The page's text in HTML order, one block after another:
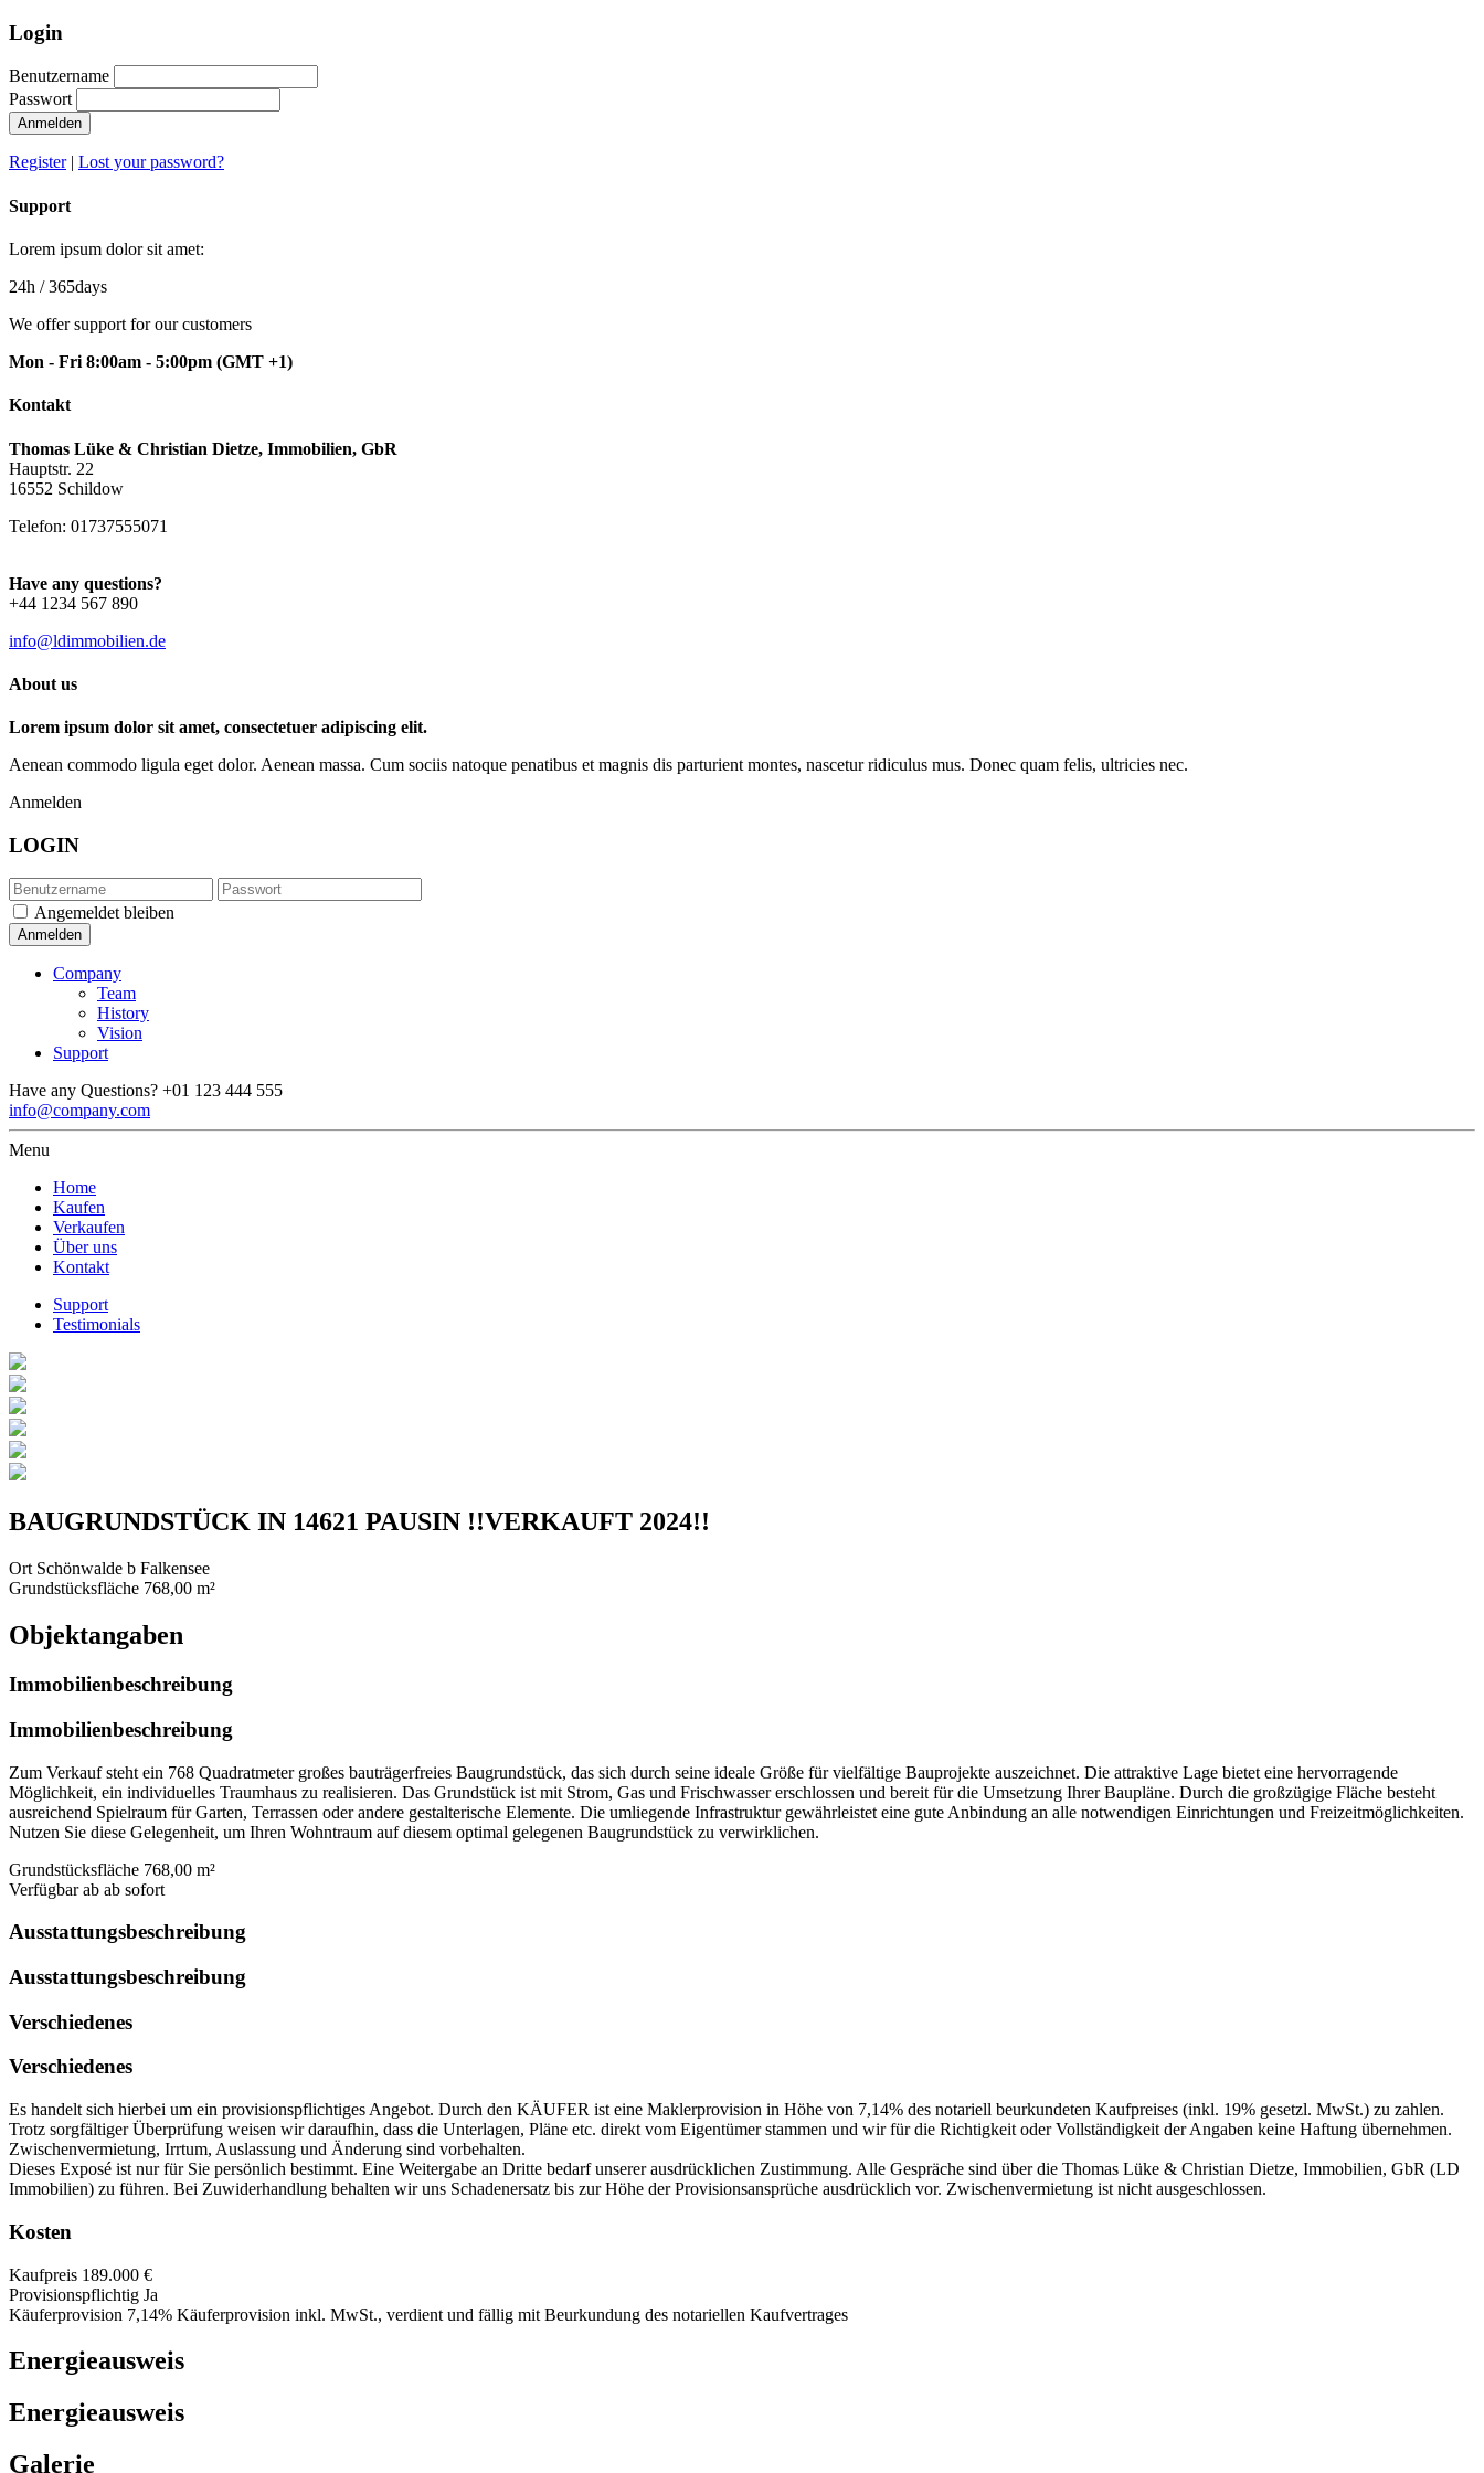
Login
Benutzername
Passwort
Anmelden
Register| Lost your password?
Support
Lorem ipsum dolor sit amet:
24h / 365days
We offer support for our customers
Mon - Fri 8:00am - 5:00pm (GMT +1)
Kontakt
Thomas Lüke & Christian Dietze, Immobilien, GbR
Hauptstr. 22
16552 Schildow
Telefon: 01737555071
Have any questions?
+44 1234 567 890
info@ldimmobilien.de
About us
Lorem ipsum dolor sit amet, consectetuer adipiscing elit.
Aenean commodo ligula eget dolor. Aenean massa. Cum sociis natoque penatibus et magnis dis parturient montes, nascetur ridiculus mus. Donec quam felis, ultricies nec.
Anmelden
LOGIN
Angemeldet bleiben
Company
Team
History
Vision
Support
Have any Questions? +01 123 444 555
info@company.com
Menu
Home
Kaufen
Verkaufen
Über uns
Kontakt
Support
Testimonials
BAUGRUNDSTÜCK IN 14621 PAUSIN !!VERKAUFT 2024!!
Ort Schönwalde b Falkensee
Grundstücksfläche 768,00 m²
Objektangaben
Immobilienbeschreibung
Immobilienbeschreibung
Zum Verkauf steht ein 768 Quadratmeter großes bauträgerfreies Baugrundstück, das sich durch seine ideale Größe für vielfältige Bauprojekte auszeichnet. Die attraktive Lage bietet eine hervorragende
Möglichkeit, ein individuelles Traumhaus zu realisieren. Das Grundstück ist mit Strom, Gas und Frischwasser erschlossen und bereit für die Umsetzung Ihrer Baupläne. Durch die großzügige Fläche besteht
ausreichend Spielraum für Garten, Terrassen oder andere gestalterische Elemente. Die umliegende Infrastruktur gewährleistet eine gute Anbindung an alle notwendigen Einrichtungen und Freizeitmöglichkeiten.
Nutzen Sie diese Gelegenheit, um Ihren Wohntraum auf diesem optimal gelegenen Baugrundstück zu verwirklichen.
Grundstücksfläche 768,00 m²
Verfügbar ab ab sofort
Ausstattungsbeschreibung
Ausstattungsbeschreibung
Verschiedenes
Verschiedenes
Es handelt sich hierbei um ein provisionspflichtiges Angebot. Durch den KÄUFER ist eine Maklerprovision in Höhe von 7,14% des notariell beurkundeten Kaufpreises (inkl. 19% gesetzl. MwSt.) zu zahlen.
Trotz sorgfältiger Überprüfung weisen wir daraufhin, dass die Unterlagen, Pläne etc. direkt vom Eigentümer stammen und wir für die Richtigkeit oder Vollständigkeit der Angaben keine Haftung übernehmen.
Zwischenvermietung, Irrtum, Auslassung und Änderung sind vorbehalten.
Dieses Exposé ist nur für Sie persönlich bestimmt. Eine Weitergabe an Dritte bedarf unserer ausdrücklichen Zustimmung. Alle Gespräche sind über die Thomas Lüke & Christian Dietze, Immobilien, GbR (LD
Immobilien) zu führen. Bei Zuwiderhandlung behalten wir uns Schadenersatz bis zur Höhe der Provisionsansprüche ausdrücklich vor. Zwischenvermietung ist nicht ausgeschlossen.
Kosten
Kaufpreis 189.000 €
Provisionspflichtig Ja
Käuferprovision 7,14% Käuferprovision inkl. MwSt., verdient und fällig mit Beurkundung des notariellen Kaufvertrages
Energieausweis
Energieausweis
Galerie